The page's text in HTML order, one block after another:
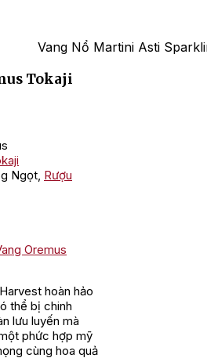
Vang Nổ Martini Asti
Tokaji
Ngọt, Rượu
Oremus
hoàn hảo
thể bị chinh
lưu luyến mà
phức hợp mỹ
cùng hoa quả